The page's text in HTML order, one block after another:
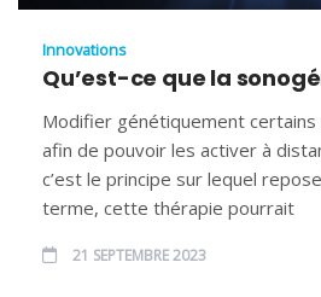
Innovations
Qu’est-ce que la
Modifier génétiquement certains
afin de pouvoir les activer à
c’est le principe sur lequel
terme, cette thérapie pourrait
21 SEPTEMBRE 2023